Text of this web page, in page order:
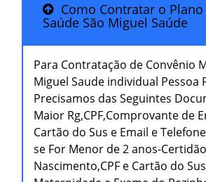
Como Contratar o
Saúde São Miguel Saúde
Para Contratação de Convênio
Miguel Saude individual Pessoa
Precisamos das Seguintes
Maior Rg,CPF,Comprovante de
Cartão do Sus e Email e
se For Menor de 2 anos-
Nascimento,CPF e Cartão do